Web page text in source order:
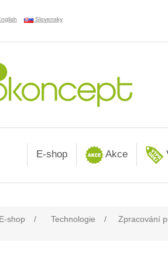
Slovensky
E-shop Akce
E-shop / Technologie / Zpracování